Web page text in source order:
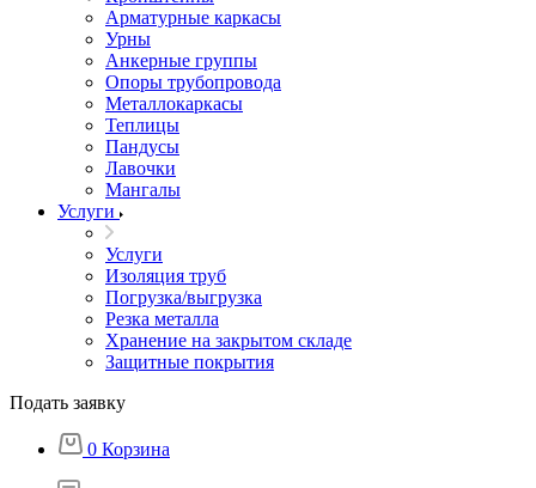
Арматурные каркасы
Урны
Анкерные группы
Опоры трубопровода
Металлокаркасы
Теплицы
Пандусы
Лавочки
Мангалы
Услуги
Услуги
Изоляция труб
Погрузка/выгрузка
Резка металла
Хранение на закрытом складе
Защитные покрытия
Подать заявку
0 Корзина